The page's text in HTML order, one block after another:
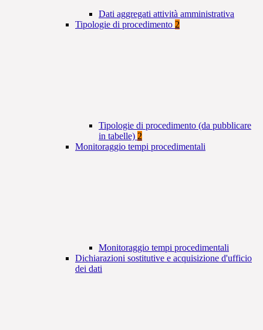
Dati aggregati attività amministrativa
Tipologie di procedimento 2
Tipologie di procedimento (da pubblicare
in tabelle) 2
Monitoraggio tempi procedimentali
Monitoraggio tempi procedimentali
Dichiarazioni sostitutive e acquisizione d'ufficio
dei dati